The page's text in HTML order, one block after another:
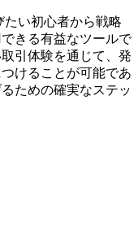
い初心者から戦略
きる有益なツールで
引体験を通じて、発
けることが可能であ
ための確実なステッ